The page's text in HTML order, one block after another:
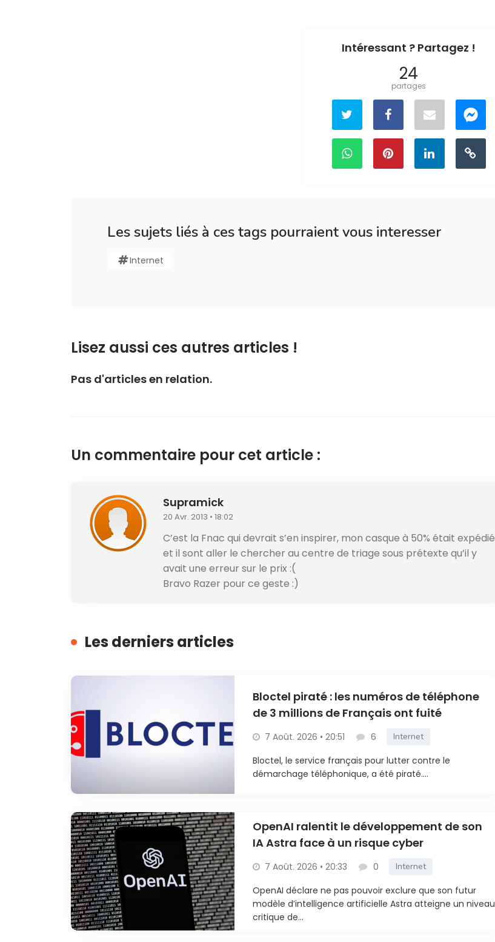
Intéressant ? Partagez !
24
partages
Les sujets liés à ces tags pourraient vous interesser
Internet
Lisez aussi ces autres articles !
Pas d'articles en relation.
Un commentaire pour cet article :
Supramick
20 Avr. 2013 • 18:02
C’est la Fnac qui devrait s’en inspirer, mon casque à 50% était expédié
et il sont aller le chercher au centre de triage sous prétexte qu’il y
avait une erreur sur le prix :(
Bravo Razer pour ce geste :)
Les derniers articles
Bloctel piraté : les numéros de téléphone
de 3 millions de Français ont fuité
7 Août. 2026 • 20:51 6 Internet
Bloctel, le service français pour lutter contre le
démarchage téléphonique, a été piraté....
OpenAI ralentit le développement de son
IA Astra face à un risque cyber
7 Août. 2026 • 20:33 0 Internet
OpenAI déclare ne pas pouvoir exclure que son futur
modèle d’intelligence artificielle Astra atteigne un niveau
critique de...